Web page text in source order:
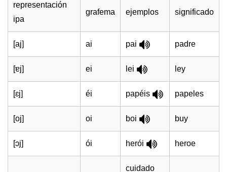
representación
ipa
grafema ejemplos significado
[aj] ai pai padre
[ɐj] ei lei ley
[ɛj] éi papéis papeles
[oj] oi boi buy
[ɔj] ói herói heroe
cuidado